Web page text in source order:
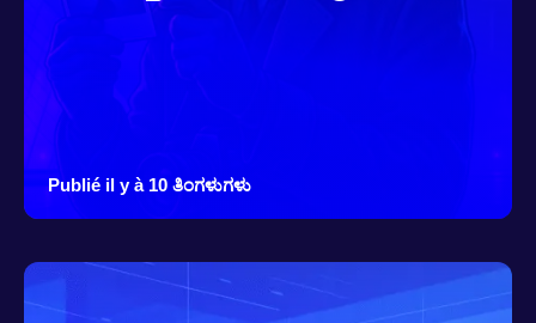
Publié il y à 10 ತಿಂಗಳುಗಳು